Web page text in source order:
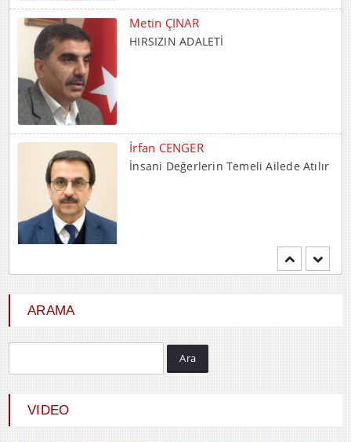
HIRSIZIN ADALETİ
İnsani Değerlerin Temeli Ailede Atılır
Hayrani ALTINDAŞ
ARAMA
VIDEO